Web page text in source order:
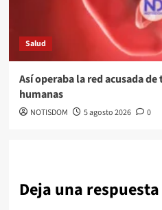
Salud
Así operaba la red acusada
humanas
NOTISDOM 5 agosto 2026 0
Deja una respuesta